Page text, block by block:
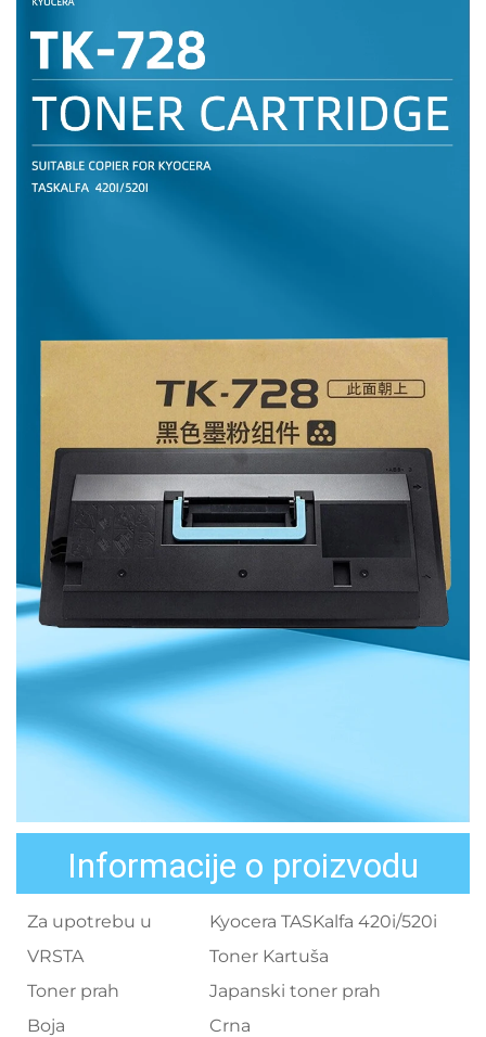
Informacije o proizvodu
Za upotrebu u
Kyocera TASKalfa 420i/520i
VRSTA
Toner Kartuša
Toner prah
Japanski toner prah
Boja
Crna